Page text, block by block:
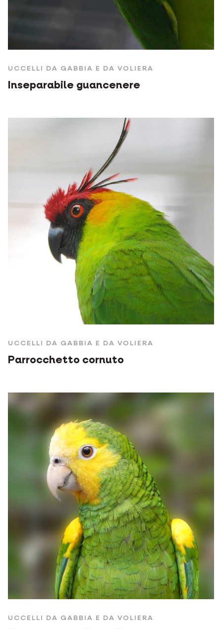
UCCELLI DA GABBIA E DA VOLIERA
Inseparabile guancenere
UCCELLI DA GABBIA E DA VOLIERA
Parrocchetto cornuto
UCCELLI DA GABBIA E DA VOLIERA